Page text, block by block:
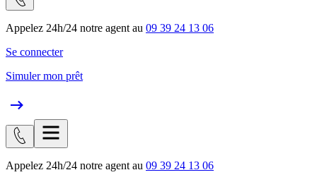
Appelez 24h/24 notre agent au 09 39 24 13 06
Se connecter
Simuler mon prêt
Appelez 24h/24 notre agent au 09 39 24 13 06